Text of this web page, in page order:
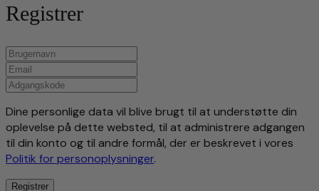
Registrer
Dine personlige data vil blive brugt til at understøtte din
oplevelse på dette websted, til at administrere adgangen
til din konto og til andre formål, der er beskrevet i vores
Politik for personoplysninger.